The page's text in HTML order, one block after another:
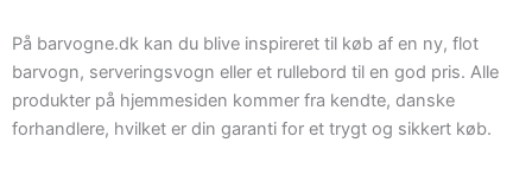
På barvogne.dk kan du blive inspireret til køb af en ny, flot
barvogn, serveringsvogn eller et rullebord til en god pris. Alle
produkter på hjemmesiden kommer fra kendte, danske
forhandlere, hvilket er din garanti for et trygt og sikkert køb.